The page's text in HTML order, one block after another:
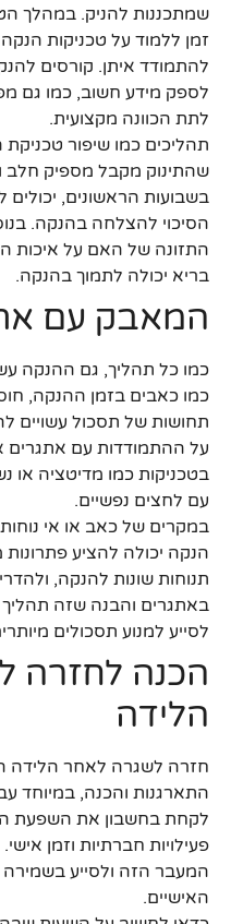
שמתכננות להניק. במהלך
זמן ללמוד על טכניקות
להתמודד איתן. קורסים
לספק מידע חשוב, כמו גם
לתת הכוונה מקצועית.
תהליכים כמו שיפור
שהתינוק מקבל מספיק חלב
בשבועות הראשונים,
הסיכוי להצלחה בהנקה.
התזונה של האם על איכות
בריא יכולה לתמוך בהנקה.
המאבק עם
כמו כל תהליך, גם ההנקה
כמו כאבים בזמן ההנקה,
תחושות של תסכול עשויים
על ההתמודדות עם אתגרים
בטכניקות כמו מדיטציה או
עם לחצים נפשיים.
במקרים של כאב או אי נוחות,
הנקה יכולה להציע
תנוחות שונות להנקה,
באתגרים והבנה שזה תהליך
לסייע למנוע תסכולים
הכנה לחזרה
הלידה
חזרה לשגרה לאחר הלידה
התארגנות והכנה, במיוחד
לקחת בחשבון את השפעת
פעילויות חברתיות וזמן
המעבר הזה ולסייע בשמירה
האישיים.